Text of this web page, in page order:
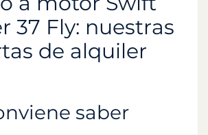
37 Fly: nuestras
de alquiler
saber